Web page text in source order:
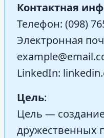
Контактная
Телефон: (098)
Электронная
LinkedIn:
Цель:
Цель —
дружественных